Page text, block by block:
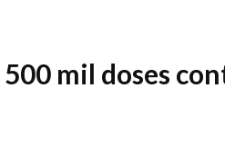
mil doses